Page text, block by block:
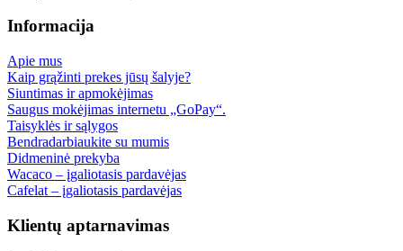
Informacija
Apie mus
Kaip grąžinti prekes jūsų šalyje?
Siuntimas ir apmokėjimas
Saugus mokėjimas internetu „GoPay“.
Taisyklės ir sąlygos
Bendradarbiaukite su mumis
Didmeninė prekyba
Wacaco – įgaliotasis pardavėjas
Cafelat – įgaliotasis pardavėjas
Klientų aptarnavimas